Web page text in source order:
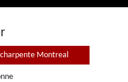
Montreal